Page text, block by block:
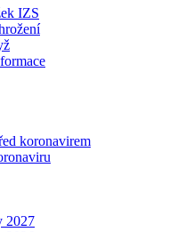
IZS
koronavirem
2027